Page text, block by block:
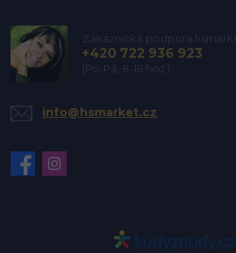
Zákaznická podpora
+420 722 936 923
(Po-Pá, 8-16 hod.)
info@hsmarket.cz